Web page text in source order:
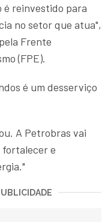
é reinvestido para
no setor que atua",
Frente
(FPE).
é um desserviço
A Petrobras vai
fortalecer e